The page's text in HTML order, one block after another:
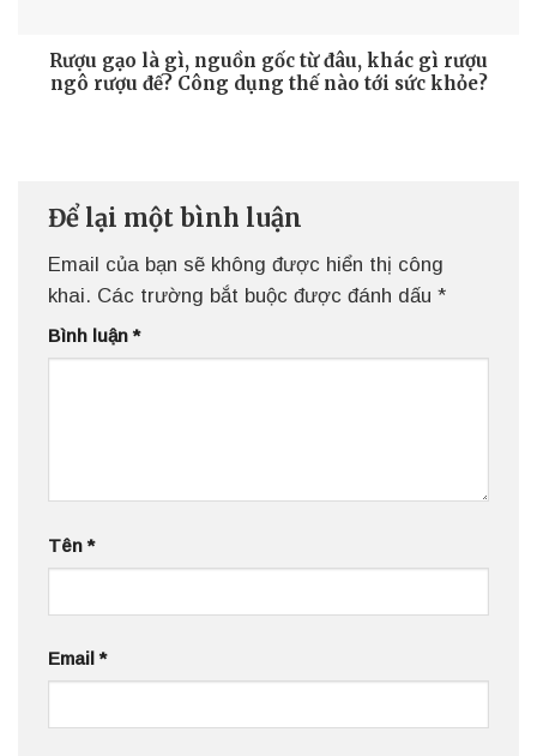
Rượu gạo là gì, nguồn gốc từ đâu, khác gì rượu
ngô rượu đế? Công dụng thế nào tới sức khỏe?
Để lại một bình luận
Email của bạn sẽ không được hiển thị công
khai. Các trường bắt buộc được đánh dấu *
Bình luận*
Tên*
Email*